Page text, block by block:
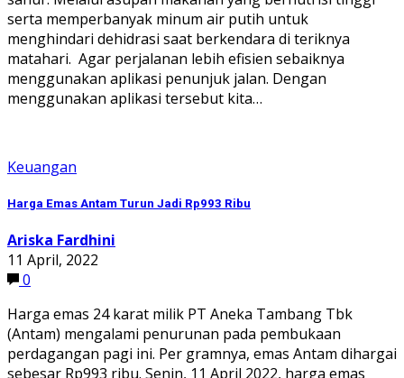
serta memperbanyak minum air putih untuk
menghindari dehidrasi saat berkendara di teriknya
matahari. Agar perjalanan lebih efisien sebaiknya
menggunakan aplikasi penunjuk jalan. Dengan
menggunakan aplikasi tersebut kita…
Keuangan
Harga Emas Antam Turun Jadi Rp993 Ribu
Ariska Fardhini
11 April, 2022
0
Harga emas 24 karat milik PT Aneka Tambang Tbk
(Antam) mengalami penurunan pada pembukaan
perdagangan pagi ini. Per gramnya, emas Antam dihargai
sebesar Rp993 ribu. Senin, 11 April 2022, harga emas